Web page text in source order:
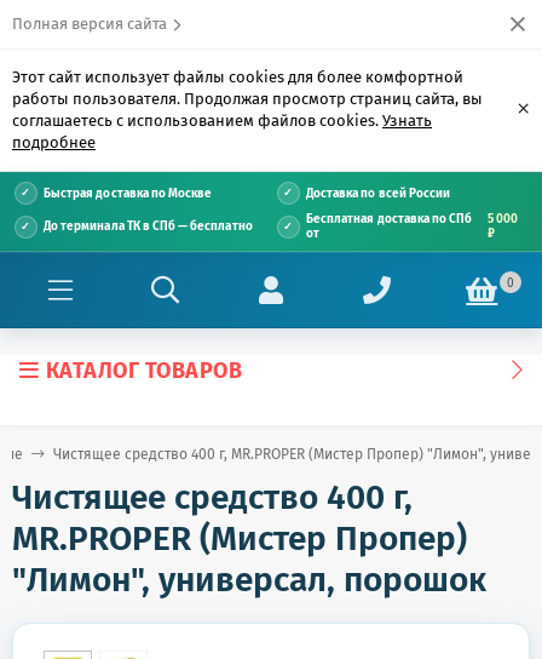
Полная версия сайта
Этот сайт использует файлы cookies для более комфортной
работы пользователя. Продолжая просмотр страниц сайта, вы
соглашаетесь с использованием файлов cookies. Узнать
подробнее
×
Быстрая доставка по Москве Доставка по всей России
До терминала ТК в СПб — бесплатно
Бесплатная доставка по СПб
от
5 000
₽
0
КАТАЛОГ ТОВАРОВ
Чистящее средство 400 г, MR.PROPER (Мистер Пропер) "Лимон",
Чистящее средство 400 г,
MR.PROPER (Мистер Пропер)
"Лимон", универсал, порошок